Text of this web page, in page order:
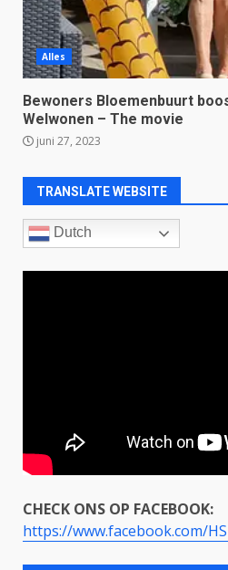
Alles
Bewoners Bloemenbuurt
Welwonen – The movie
juni 27, 2023
TRANSLATE WEBSITE
Dutch
CHECK ONS OP FACEBOOK:
https://www.facebook.com/